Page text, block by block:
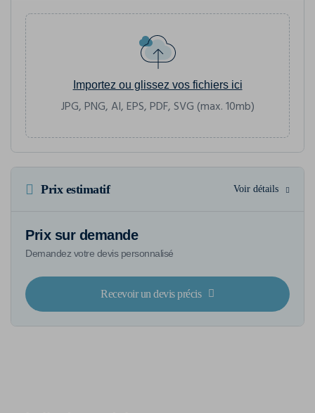
Importez ou glissez vos fichiers ici
JPG, PNG, AI, EPS, PDF, SVG (max. 10mb)
Prix estimatif Voir détails
Prix sur demande
Demandez votre devis personnalisé
Recevoir un devis précis